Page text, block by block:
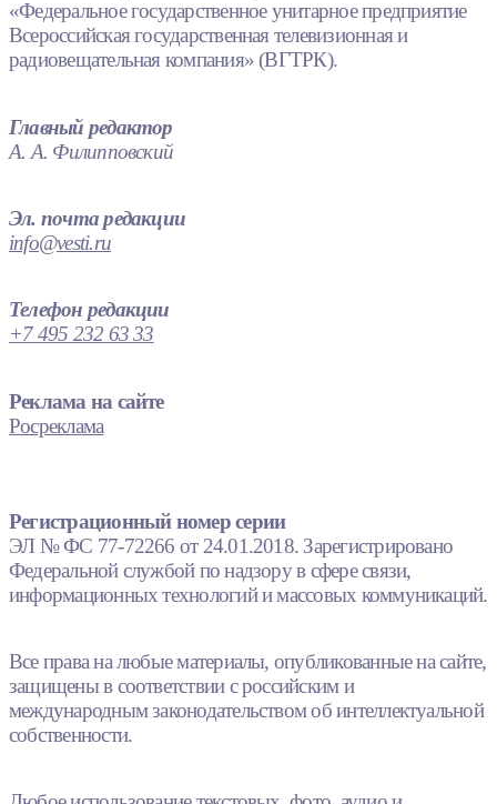
«Федеральное государственное унитарное предприятие
Всероссийская государственная телевизионная и
радиовещательная компания» (ВГТРК).
Главный редактор
А. А. Филипповский
Эл. почта редакции
info@vesti.ru
Телефон редакции
+7 495 232 63 33
Реклама на сайте
Росреклама
Регистрационный номер серии
ЭЛ № ФС 77-72266 от 24.01.2018. Зарегистрировано
Федеральной службой по надзору в сфере связи,
информационных технологий и массовых коммуникаций.
Все права на любые материалы, опубликованные на сайте,
защищены в соответствии с российским и
международным законодательством об интеллектуальной
собственности.